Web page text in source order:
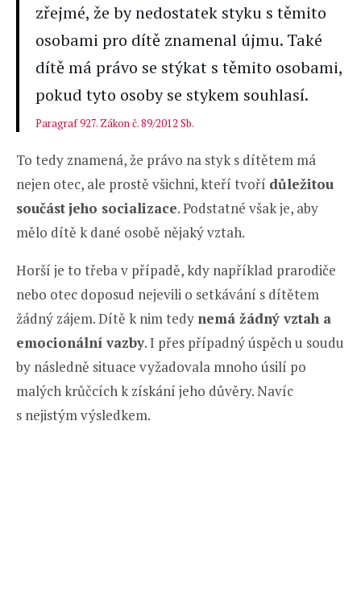
zřejmé, že by nedostatek styku s těmito
osobami pro dítě znamenal újmu. Také
dítě má právo se stýkat s těmito osobami,
pokud tyto osoby se stykem souhlasí.
Paragraf 927. Zákon č. 89/2012 Sb.
To tedy znamená, že právo na styk s dítětem má
nejen otec, ale prostě všichni, kteří tvoří důležitou
součástjeho socializace. Podstatné však je, aby
mělo dítě k dané osobě nějaký vztah.
Horší je to třeba v případě, kdy například prarodiče
nebo otec doposud nejevili o setkávání s dítětem
žádný zájem. Dítě k nim tedy nemá žádný vztah a
emocionální vazby. I přes případný úspěch u soudu
by následně situace vyžadovala mnoho úsilí po
malých krůčcích k získání jeho důvěry. Navíc
s nejistým výsledkem.